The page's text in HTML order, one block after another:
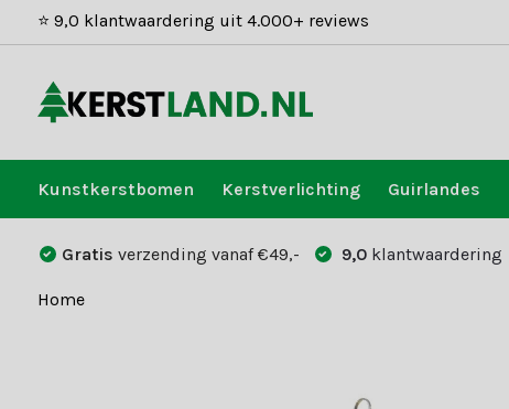
⭐ 9,0 klantwaardering uit 4.000+ reviews
Kunstkerstbomen Kerstverlichting Guirlandes
Gratis verzending vanaf €49,- 9,0 klantwaardering
Home